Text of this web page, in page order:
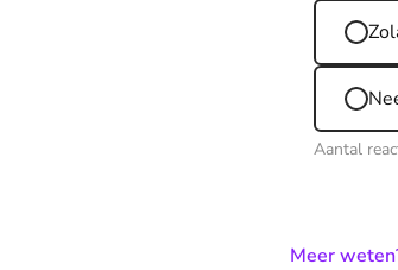
Aantal
Meer